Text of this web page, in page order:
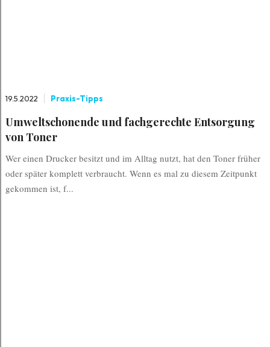
19.5.2022 Praxis-Tipps
Umweltschonende und fachgerechte Entsorgung
von Toner
Wer einen Drucker besitzt und im Alltag nutzt, hat den Toner früher
oder später komplett verbraucht. Wenn es mal zu diesem Zeitpunkt
gekommen ist, f...